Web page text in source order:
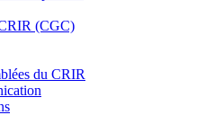
(CGC)
du CRIR